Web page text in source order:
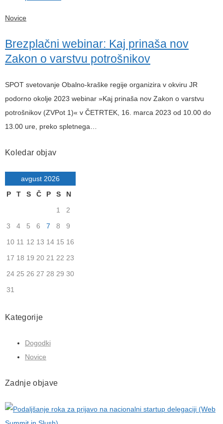
Novice
Brezplačni webinar: Kaj prinaša nov
Zakon o varstvu potrošnikov
SPOT svetovanje Obalno-kraške regije organizira v okviru JR
podorno okolje 2023 webinar »Kaj prinaša nov Zakon o varstvu
potrošnikov (ZVPot 1)« v ČETRTEK, 16. marca 2023 od 10.00 do
13.00 ure, preko spletnega…
Koledar objav
avgust 2026
P
T S Č P S
N
1
2
3
4 5 6 7 8
9
10 11 12 13 14 15 16
17 18 19 20 21 22 23
24 25 26 27 28 29 30
31
Kategorije
Dogodki
Novice
Zadnje objave